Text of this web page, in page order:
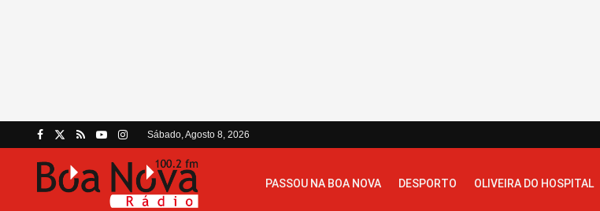
Sábado, Agosto 8, 2026
PASSOU NA BOA NOVA DESPORTO OLIVEIRA DO HOSPITAL